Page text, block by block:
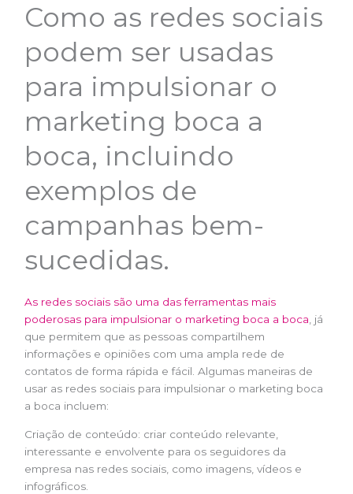
Como as redes sociais
podem ser usadas
para impulsionar o
marketing boca a
boca, incluindo
exemplos de
campanhas bem-
sucedidas.
As redes sociais são uma das ferramentas mais
poderosas para impulsionar o marketing boca a boca, já
que permitem que as pessoas compartilhem
informações e opiniões com uma ampla rede de
contatos de forma rápida e fácil. Algumas maneiras de
usar as redes sociais para impulsionar o marketing boca
a boca incluem:
Criação de conteúdo: criar conteúdo relevante,
interessante e envolvente para os seguidores da
empresa nas redes sociais, como imagens, vídeos e
infográficos.